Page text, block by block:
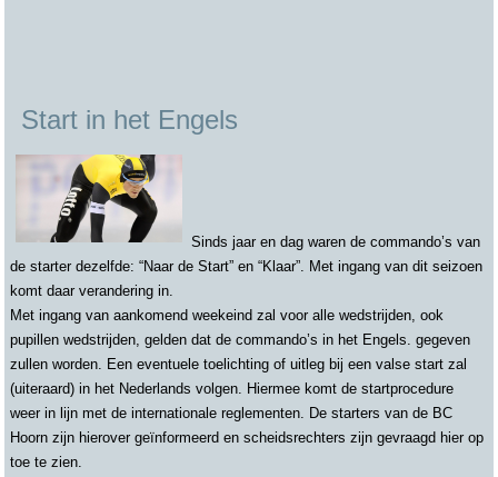
Start in het Engels
Sinds jaar en dag waren de commando’s van
de starter dezelfde: “Naar de Start” en “Klaar”. Met ingang van dit seizoen
komt daar verandering in.
Met ingang van aankomend weekeind zal voor alle wedstrijden, ook
pupillen wedstrijden, gelden dat de commando’s in het Engels. gegeven
zullen worden. Een eventuele toelichting of uitleg bij een valse start zal
(uiteraard) in het Nederlands volgen. Hiermee komt de startprocedure
weer in lijn met de internationale reglementen. De starters van de BC
Hoorn zijn hierover geïnformeerd en scheidsrechters zijn gevraagd hier op
toe te zien.